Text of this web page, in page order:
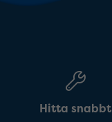
Hitta snabbt